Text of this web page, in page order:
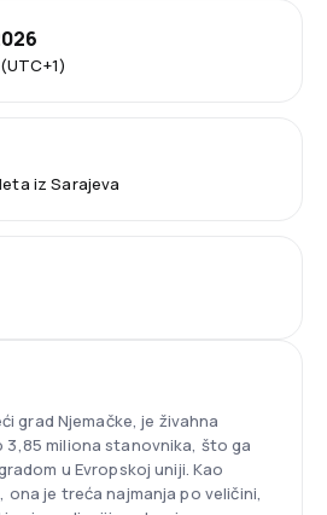
iz Sarajeva
grad Njemačke, je živahna
miliona stanovnika, što ga
u Evropskoj uniji. Kao
ona je treća najmanja po veličini,